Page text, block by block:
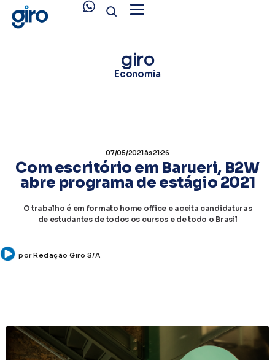
giro
Economia
07/05/2021às 21:26
Com escritório em Barueri, B2W
abre programa de estágio 2021
O trabalho é em formato home office e aceita candidaturas
de estudantes de todos os cursos e de todo o Brasil
porRedação Giro S/A